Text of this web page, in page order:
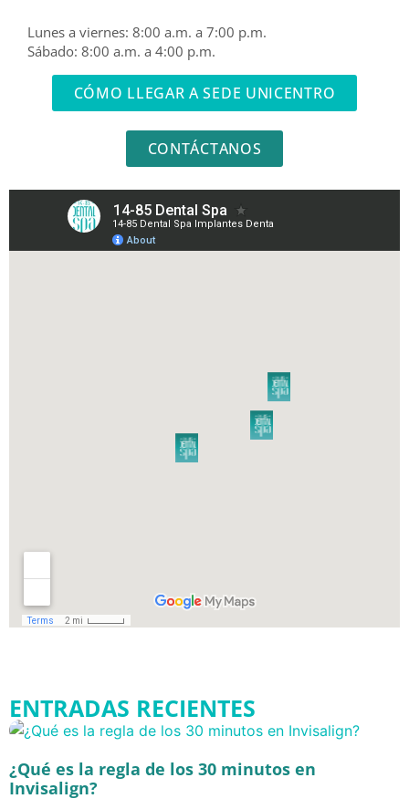
Lunes a viernes: 8:00 a.m. a 7:00 p.m.
Sábado: 8:00 a.m. a 4:00 p.m.
CÓMO LLEGAR A SEDE UNICENTRO
CONTÁCTANOS
ENTRADAS RECIENTES
¿Qué es la regla de los 30 minutos en
Invisalign?